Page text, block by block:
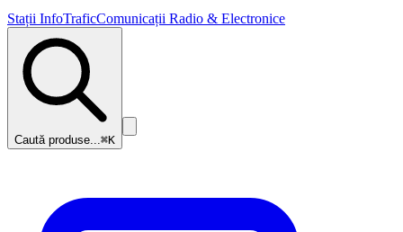
Stații InfoTraficComunicații Radio & Electronice
Caută produse...⌘K